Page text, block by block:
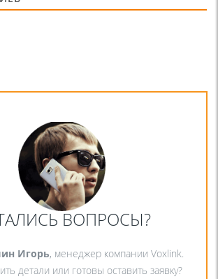
ВОПРОСЫ?
Игорь, менеджер компании Voxlink.
детали или готовы оставить заявку?